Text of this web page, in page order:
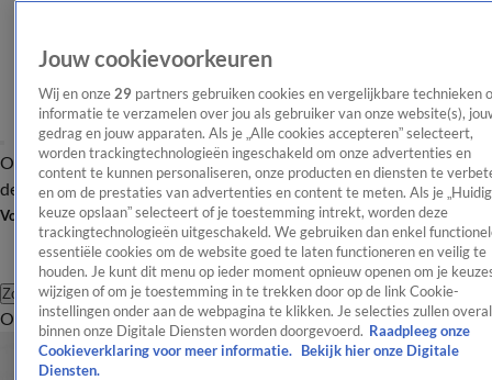
OverzichtAfleveringen Entertainment TV Algemeen
Tip
de redactieNieuwsbrief
Volg Shownieuws
Zoeken
OverzichtEntertainmentSpraakmakendRealityCrimeVideo's
Jouw cookievoorkeuren
Wij en onze 29 partners gebruiken cookies en vergelijkbare technieken
informatie te verzamelen over jou als gebruiker van onze website(s),
gedrag en jouw apparaten. Als je „Alle cookies accepteren” selecteert,
worden trackingtechnologieën ingeschakeld om onze advertenties en
content te kunnen personaliseren, onze producten en diensten te
en om de prestaties van advertenties en content te meten. Als je
keuze opslaan” selecteert of je toestemming intrekt, worden deze
trackingtechnologieën uitgeschakeld. We gebruiken dan enkel
essentiële cookies om de website goed te laten functioneren en veilig te
houden. Je kunt dit menu op ieder moment opnieuw openen om je
wijzigen of om je toestemming in te trekken door op de link Cookie-
instellingen onder aan de webpagina te klikken. Je selecties zullen overal
binnen onze Digitale Diensten worden doorgevoerd. Raadpleeg onze
Cookieverklaring voor meer informatie.
Bekijk hier onze Digitale
Diensten.